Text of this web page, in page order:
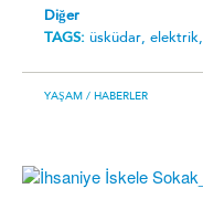
Diğer
TAGS: üsküdar, elektrik,
YAŞAM / HABERLER